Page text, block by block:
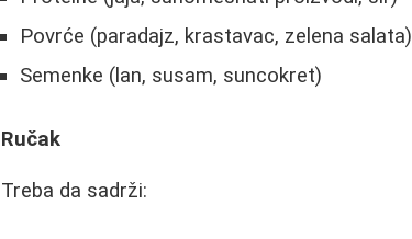
Povrće (paradajz, krastavac, zelena salata)
Semenke (lan, susam, suncokret)
Ručak
Treba da sadrži: